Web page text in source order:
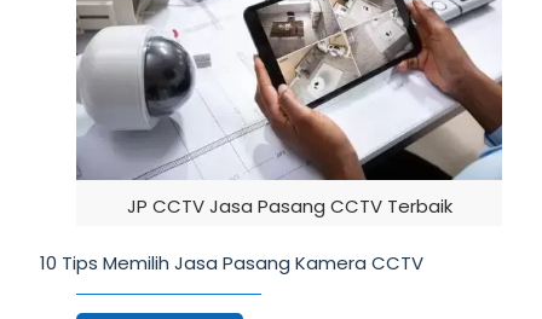
JP CCTV Jasa Pasang CCTV Terbaik
10 Tips Memilih Jasa Pasang Kamera CCTV